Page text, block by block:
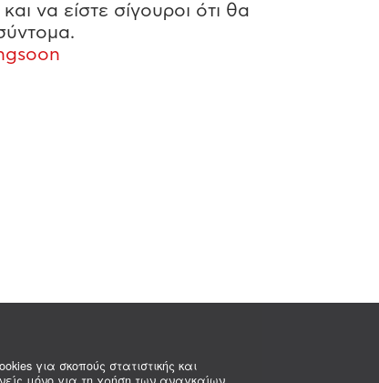
για σκοπούς στατιστικής και
να είστε σίγουροι ότι θα